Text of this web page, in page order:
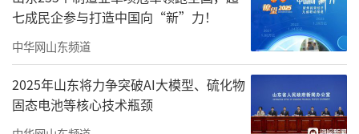
七成民企参与打造中国向“新”力！
中华网山东频道
2025年山东将力争突破AI大模型、硫化物
固态电池等核心技术瓶颈